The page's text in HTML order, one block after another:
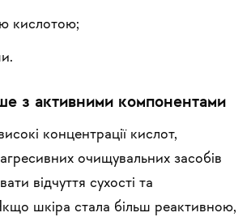
кислотою;
з активними компонентами
концентрації кислот,
очищувальних засобів
відчуття сухості та
шкіра стала більш реактивною,